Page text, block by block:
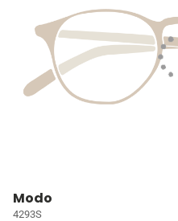
Modo
4293S